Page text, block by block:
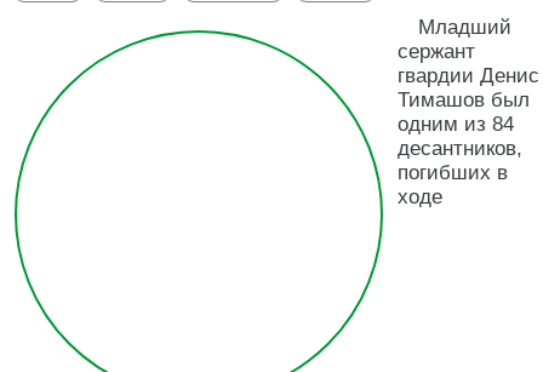
Младший
сержант
гвардии Денис
Тимашов был
одним из 84
десантников,
погибших в
ходе